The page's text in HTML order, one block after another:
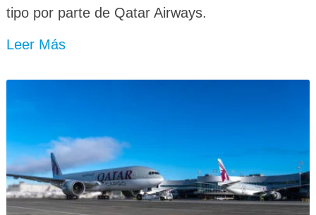
tipo por parte de Qatar Airways.
Leer Más